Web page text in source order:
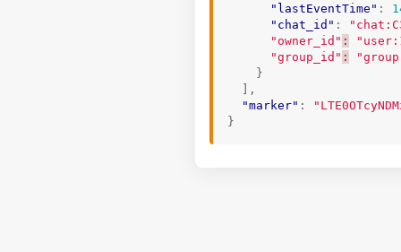
"lastEventTime" :
"chat_id" :
"owner_id" :
"group_id" :
}
],
"marker" :
}